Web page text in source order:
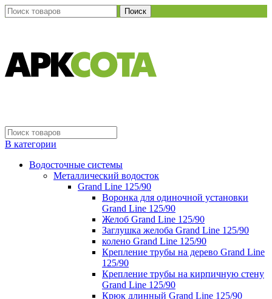
Поиск
В категории
Водосточные системы
Металлический водосток
Grand Line 125/90
Воронка для одиночной установки
Grand Line 125/90
Желоб Grand Line 125/90
Заглушка желоба Grand Line 125/90
колено Grand Line 125/90
Крепление трубы на дерево Grand Line
125/90
Крепление трубы на кирпичную стену
Grand Line 125/90
Крюк длинный Grand Line 125/90